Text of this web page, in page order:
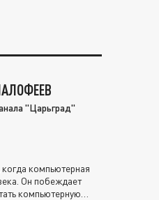
"Царьград"
компьютерная
Он побеждает
компьютерную